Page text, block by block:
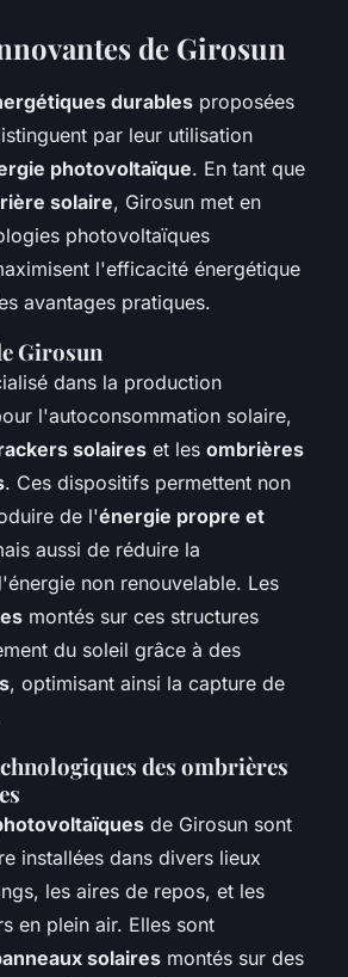
de Girosun
durables proposées
par leur utilisation
photovoltaïque. En tant que
solaire, Girosun met en
photovoltaïques
l'efficacité énergétique
avantages pratiques.
Girosun
dans la production
l'autoconsommation solaire,
solaires et les ombrières
. Ces dispositifs permettent non
de l'énergie propre et
aussi de réduire la
non renouvelable. Les
montés sur ces structures
du soleil grâce à des
, optimisant ainsi la capture de
des ombrières
de Girosun sont
installées dans divers lieux
les aires de repos, et les
en plein air. Elles sont
solaires montés sur des